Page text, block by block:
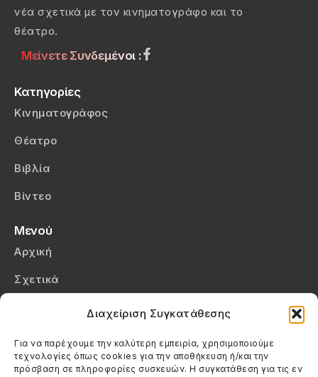
Διαχείριση Συγκατάθεσης
Για να παρέχουμε την καλύτερη εμπειρία, χρησιμοποιούμε
τεχνολογίες όπως cookies για την αποθήκευση ή/και την
πρόσβαση σε πληροφορίες συσκευών. Η συγκατάθεση για τις εν
νέα σχετικά με τον κινηματογράφο και το
θέατρο.
Μείνετε Συνδεμένοι :
Κατηγορίες
Κινηματογράφος
Θέατρο
Βιβλία
Βίντεο
Μενού
Αρχική
Σχετικά
Πολιτική Cookies (ΕΕ)